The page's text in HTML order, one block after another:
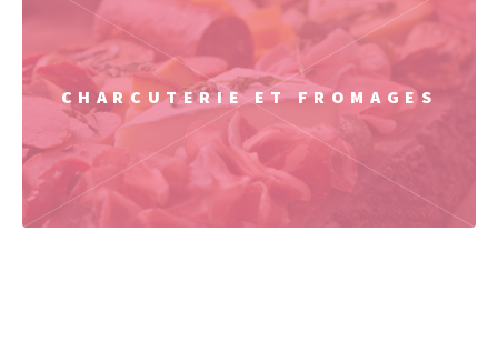
CHARCUTERIE ET FROMAGES